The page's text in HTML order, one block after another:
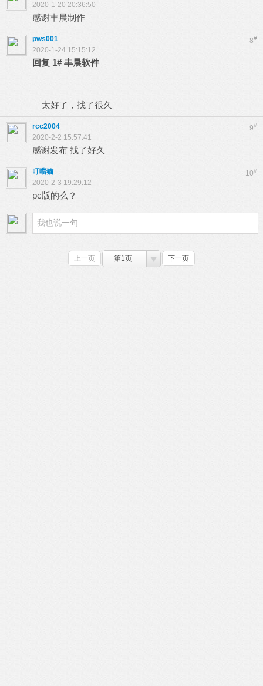
2020-1-20 20:36:50
感谢丰晨制作
8#
pws001
2020-1-24 15:15:12
回复 1# 丰晨软件
太好了，找了很久
9#
rcc2004
2020-2-2 15:57:41
感谢发布 找了好久
10#
叮噹猫
2020-2-3 19:29:12
pc版的么？
上一页 第1页 下一页